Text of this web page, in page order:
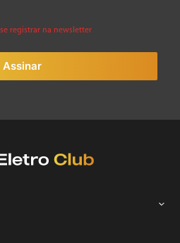
registrar na newsletter
Assinar